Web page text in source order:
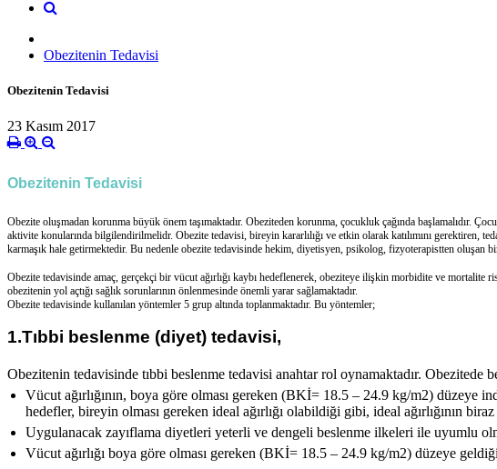
Obezitenin Tedavisi
Obezitenin Tedavisi
23 Kasım 2017
Obezitenin Tedavisi
Obezite oluşmadan korunma büyük önem taşımaktadır. Obeziteden korunma, çocukluk çağında başlamalıdır.
aktivite konularında bilgilendirilmelidr. Obezite tedavisi, bireyin kararlılığı ve etkin olarak katılımını
karmaşık hale getirmektedir. Bu nedenle obezite tedavisinde hekim, diyetisyen, psikolog, fizyoterapistten oluşan
Obezite tedavisinde amaç, gerçekçi bir vücut ağırlığı kaybı hedeflenerek, obeziteye ilişkin morbidite ve mortalite
obezitenin yol açtığı sağlık sorunlarının önlenmesinde önemli yarar sağlamaktadır.
Obezite tedavisinde kullanılan yöntemler 5 grup altında toplanmaktadır. Bu yöntemler;
1.Tıbbi beslenme (diyet) tedavisi,
Obezitenin tedavisinde tıbbi beslenme tedavisi anahtar rol oynamaktadır. Obezitede
Vücut ağırlığının, boya göre olması gereken (BKİ= 18.5 – 24.9 kg/m2) düzeye
hedefler, bireyin olması gereken ideal ağırlığı olabildiği gibi, ideal ağırlığının
Uygulanacak zayıflama diyetleri yeterli ve dengeli beslenme ilkeleri ile uyumlu
Vücut ağırlığı boya göre olması gereken (BKİ= 18.5 – 24.9 kg/m2) düzeye